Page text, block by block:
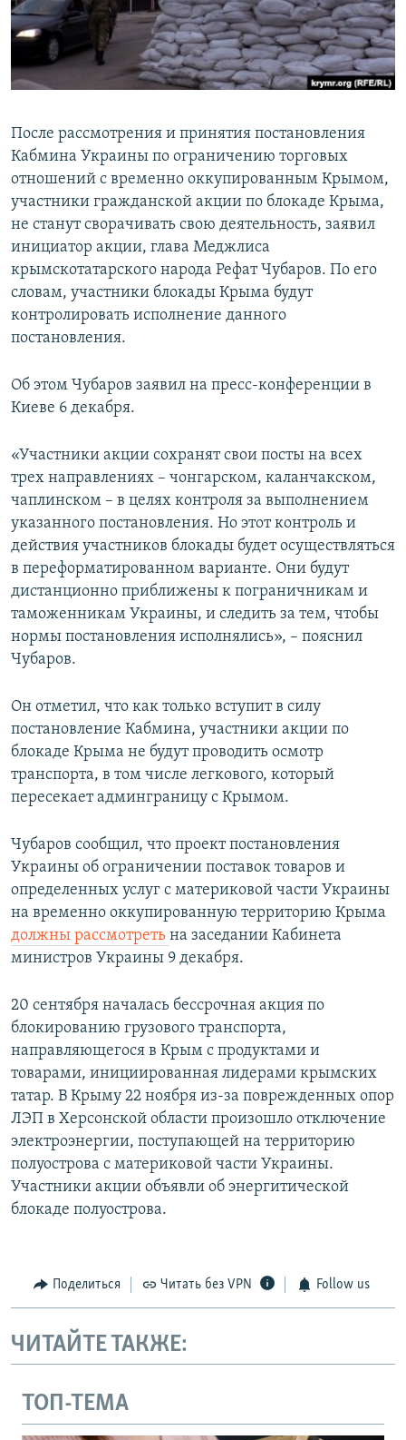
ПОБЕДИТЕЛЕЙ НЕ СУДЯТ?
КРЫМ.НЕПОКОРЕННЫЙ
ELIFBE
ПРИСОЕДИНЯЙТЕСЬ!
Все сайты RFE/RL
После рассмотрения и принятия постановления
Кабмина Украины по ограничению торговых
отношений с временно оккупированным Крымом,
участники гражданской акции по блокаде Крыма,
не станут сворачивать свою деятельность, заявил
инициатор акции, глава Меджлиса
крымскотатарского народа Рефат Чубаров. По его
словам, участники блокады Крыма будут
контролировать исполнение данного
постановления.
Об этом Чубаров заявил на пресс-конференции в
Киеве 6 декабря.
«Участники акции сохранят свои посты на всех
трех направлениях – чонгарском, каланчакском,
чаплинском – в целях контроля за выполнением
указанного постановления. Но этот контроль и
действия участников блокады будет осуществляться
в переформатированном варианте. Они будут
дистанционно приближены к пограничникам и
таможенникам Украины, и следить за тем, чтобы
нормы постановления исполнялись», – пояснил
Чубаров.
Он отметил, что как только вступит в силу
постановление Кабмина, участники акции по
блокаде Крыма не будут проводить осмотр
транспорта, в том числе легкового, который
пересекает админграницу с Крымом.
Чубаров сообщил, что проект постановления
Украины об ограничении поставок товаров и
определенных услуг с материковой части Украины
на временно оккупированную территорию Крыма
должны рассмотреть на заседании Кабинета
министров Украины 9 декабря.
20 сентября началась бессрочная акция по
блокированию грузового транспорта,
направляющегося в Крым с продуктами и
товарами, инициированная лидерами крымских
татар. В Крыму 22 ноября из-за поврежденных опор
ЛЭП в Херсонской области произошло отключение
электроэнергии, поступающей на территорию
полуострова с материковой части Украины.
Участники акции объявли об энергитической
блокаде полуострова.
Поделиться Читать без VPN Follow us
ЧИТАЙТЕ ТАКЖЕ:
ТОП-ТЕМА